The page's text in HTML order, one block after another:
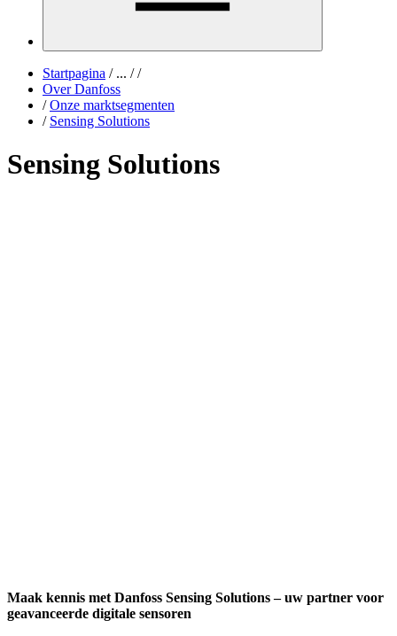
Startpagina /... / /
Over Danfoss
/ Onze marktsegmenten
/ Sensing Solutions
Sensing Solutions
Maak kennis met Danfoss Sensing Solutions – uw partner voor
geavanceerde digitale sensoren